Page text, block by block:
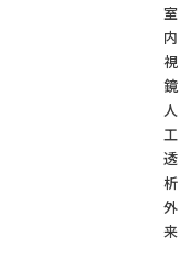
室
内
視
鏡
人
工
透
析
外
来